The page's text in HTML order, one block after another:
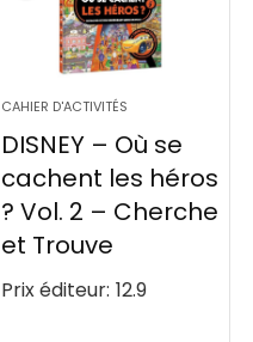
CAHIER D'ACTIVITÉS
DISNEY – Où se
cachent les héros
? Vol. 2 – Cherche
et Trouve
Prix éditeur: 12.9